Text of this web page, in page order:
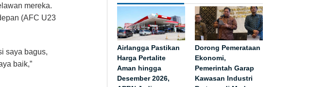
mereka.
(AFC U23
saya bagus,
baik,”
Airlangga Pastikan
Harga Pertalite
Aman hingga
Desember 2026,
Dorong Pemerataan
Ekonomi,
Pemerintah Garap
Kawasan Industri